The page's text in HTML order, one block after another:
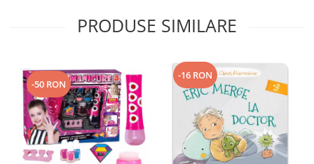
PRODUSE SIMILARE
-50 RON
-16 RON